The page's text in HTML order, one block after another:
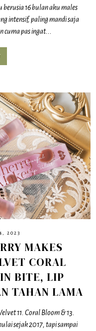
16 bulan aku males
intensif, paling mandi saja
pas ingat...
2023
MAKES
CORAL
BITE, LIP
TAHAN LAMA
11. Coral Bloom & 13.
sejak 2017, tapi sampai